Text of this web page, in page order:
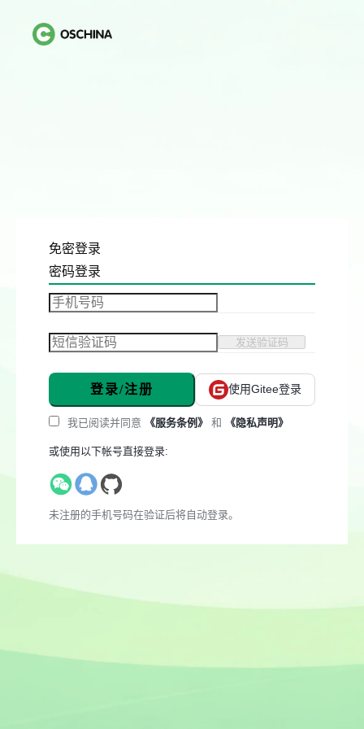
免密登录
密码登录
发送验证码
登录/注册 使用Gitee登录
我已阅读并同意 《服务条例》 和 《隐私声明》
或使用以下帐号直接登录:
未注册的手机号码在验证后将自动登录。